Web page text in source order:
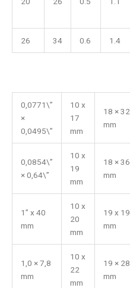
26 34 0.6 1.4
0,0771\”
×
0,0495\”
10 x
17
mm
18 × 32
mm
0,0854\”
× 0,64\”
10 x
19
mm
18 × 36
mm
1” x 40
mm
10 x
20
mm
19 x 19
mm
1,0 × 7,8
mm
10 x
22
mm
19 × 28
mm